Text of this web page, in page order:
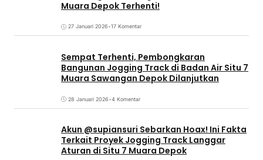
Muara Depok Terhenti!
27 Januari 2026•17 Komentar
Sempat Terhenti, Pembongkaran
Bangunan Jogging Track di Badan Air Situ 7
Muara Sawangan Depok Dilanjutkan
28 Januari 2026•4 Komentar
Akun @supiansuri Sebarkan Hoax! Ini Fakta
Terkait Proyek Jogging Track Langgar
Aturan di Situ 7 Muara Depok